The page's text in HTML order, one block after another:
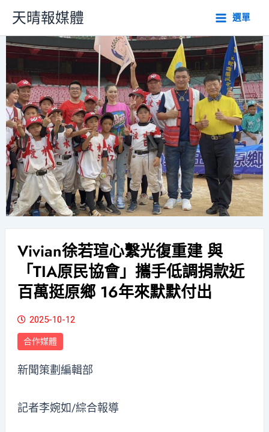
主
要
內
天晴報媒體 選單
Vivian徐若瑄心繫光復重建 與
「TIA原民協會」攜手低調捐款近
百萬挺原鄉 16年來默默付出
2025-10-12
合作媒體
新聞策劃編輯部
記者李婉如/綜合報導